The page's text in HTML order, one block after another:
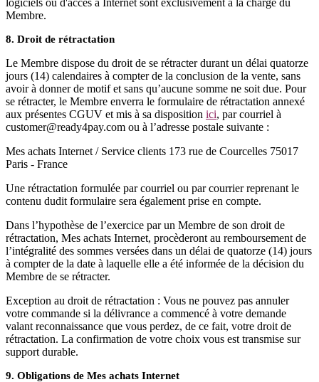
logiciels ou d'accès à Internet sont exclusivement à la charge du
Membre.
8. Droit de rétractation
Le Membre dispose du droit de se rétracter durant un délai quatorze
jours (14) calendaires à compter de la conclusion de la vente, sans
avoir à donner de motif et sans qu’aucune somme ne soit due. Pour
se rétracter, le Membre enverra le formulaire de rétractation annexé
aux présentes CGUV et mis à sa disposition ici, par courriel à
customer@ready4pay.com ou à l’adresse postale suivante :
Mes achats Internet / Service clients 173 rue de Courcelles 75017
Paris - France
Une rétractation formulée par courriel ou par courrier reprenant le
contenu dudit formulaire sera également prise en compte.
Dans l’hypothèse de l’exercice par un Membre de son droit de
rétractation, Mes achats Internet, procèderont au remboursement de
l’intégralité des sommes versées dans un délai de quatorze (14) jours
à compter de la date à laquelle elle a été informée de la décision du
Membre de se rétracter.
Exception au droit de rétractation : Vous ne pouvez pas annuler
votre commande si la délivrance a commencé à votre demande
valant reconnaissance que vous perdez, de ce fait, votre droit de
rétractation. La confirmation de votre choix vous est transmise sur
support durable.
9. Obligations de Mes achats Internet